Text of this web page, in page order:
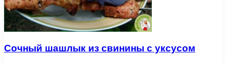
Сочный шашлык из свинины с уксусом